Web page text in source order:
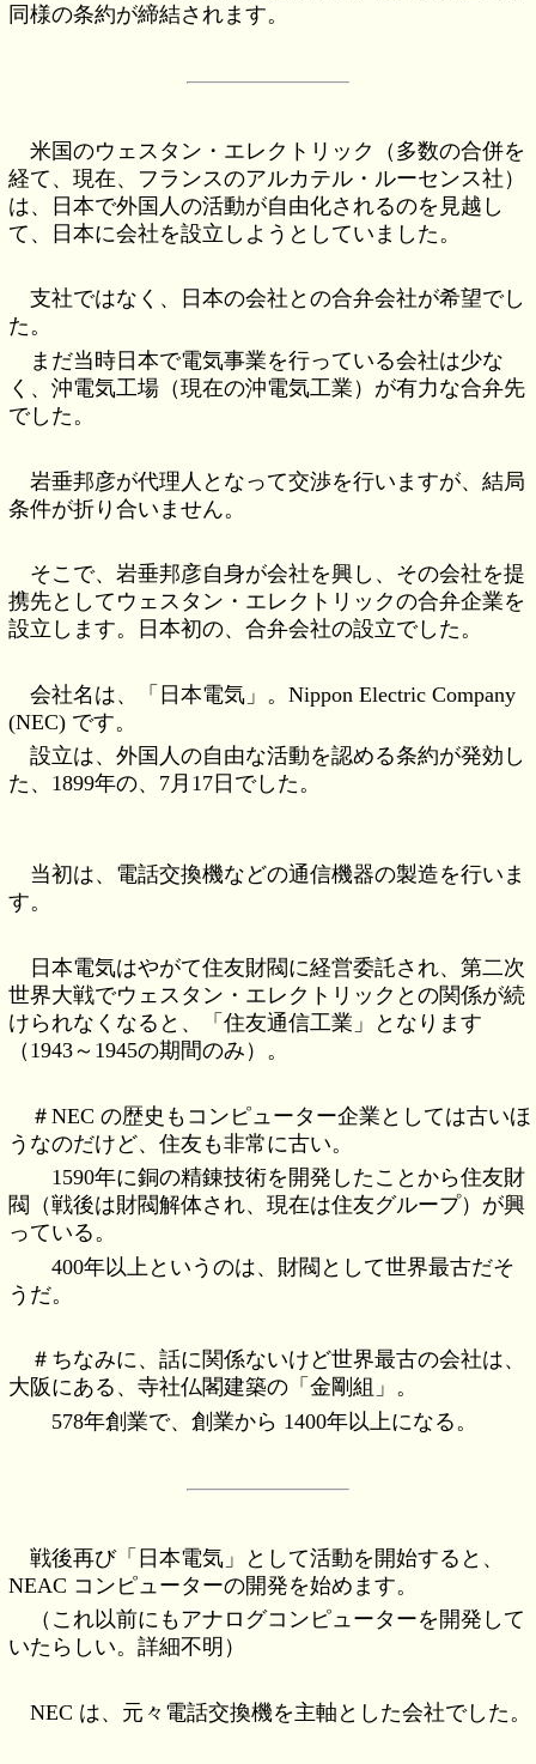
同様の条約が締結されます。
米国のウェスタン・エレクトリック（多数の合併を
経て、現在、フランスのアルカテル・ルーセンス社）
は、日本で外国人の活動が自由化されるのを見越し
て、日本に会社を設立しようとしていました。
支社ではなく、日本の会社との合弁会社が希望でし
た。
まだ当時日本で電気事業を行っている会社は少な
く、沖電気工場（現在の沖電気工業）が有力な合弁先
でした。
岩垂邦彦が代理人となって交渉を行いますが、結局
条件が折り合いません。
そこで、岩垂邦彦自身が会社を興し、その会社を提
携先としてウェスタン・エレクトリックの合弁企業を
設立します。日本初の、合弁会社の設立でした。
会社名は、「日本電気」。Nippon Electric Company
(NEC) です。
設立は、外国人の自由な活動を認める条約が発効し
た、1899年の、7月17日でした。
当初は、電話交換機などの通信機器の製造を行いま
す。
日本電気はやがて住友財閥に経営委託され、第二次
世界大戦でウェスタン・エレクトリックとの関係が続
けられなくなると、「住友通信工業」となります
（1943～1945の期間のみ）。
＃NEC の歴史もコンピューター企業としては古いほ
うなのだけど、住友も非常に古い。
1590年に銅の精錬技術を開発したことから住友財
閥（戦後は財閥解体され、現在は住友グループ）が興
っている。
400年以上というのは、財閥として世界最古だそ
うだ。
＃ちなみに、話に関係ないけど世界最古の会社は、
大阪にある、寺社仏閣建築の「金剛組」。
578年創業で、創業から 1400年以上になる。
戦後再び「日本電気」として活動を開始すると、
NEAC コンピューターの開発を始めます。
（これ以前にもアナログコンピューターを開発して
いたらしい。詳細不明）
NEC は、元々電話交換機を主軸とした会社でした。